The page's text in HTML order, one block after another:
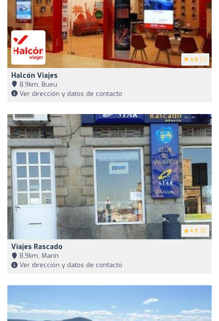
4.8 (5)
Halcón Viajes
8,9km, Bueu
Ver dirección y datos de contacto
4.9 (8)
Viajes Rascado
8,9km, Marín
Ver dirección y datos de contacto